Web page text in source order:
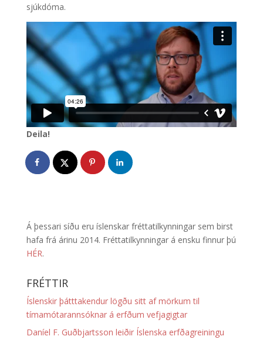
sjúkdóma.
Deila!
Á þessari síðu eru íslenskar fréttatilkynningar sem birst
hafa frá árinu 2014. Fréttatilkynningar á ensku finnur þú
HÉR.
FRÉTTIR
Íslenskir þátttakendur lögðu sitt af mörkum til
tímamótarannsóknar á erfðum vefjagigtar
Daníel F. Guðbjartsson leiðir Íslenska erfðagreiningu